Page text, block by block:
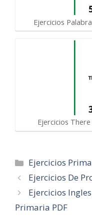
Ejercicios
Ejercicios
Categorías
Ejercicios
Navegación
de
entradas
Ejercicios De
Ejercicios
Primaria PDF